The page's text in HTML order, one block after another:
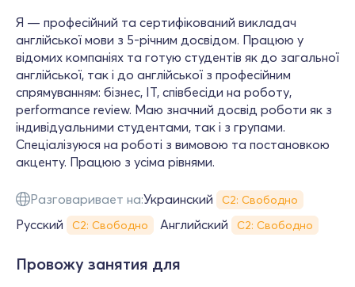
Я — професійний та сертифікований викладач
англійської мови з 5-річним досвідом. Працюю у
відомих компаніях та готую студентів як до загальної
англійської, так і до англійської з професійним
спрямуванням: бізнес, ІТ, співбесіди на роботу,
performance review. Маю значний досвід роботи як з
індивідуальними студентами, так і з групами.
Спеціалізуюся на роботі з вимовою та постановкою
акценту. Працюю з усіма рівнями.
Разговаривает на:Украинский С2: Свободно
Русский С2: Свободно Английский С2: Свободно
Провожу занятия для